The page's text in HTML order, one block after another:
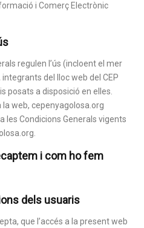
i Comerç Electrònic
regulen l’ús (incloent el mer
del lloc web del CEP
posats a disposició en elles.
web, cepenyagolosa.org
les Condicions Generals vigents
i com ho fem
dels usuaris
que l’accés a la present web